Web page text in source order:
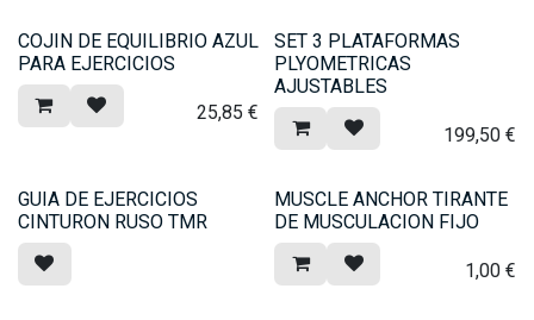
COJIN DE EQUILIBRIO AZUL
PARA EJERCICIOS
25,85 €
SET 3 PLATAFORMAS
PLYOMETRICAS
AJUSTABLES
199,50€
GUIA DE EJERCICIOS
CINTURON RUSO TMR
MUSCLE ANCHOR TIRANTE
DE MUSCULACION FIJO
1,00€